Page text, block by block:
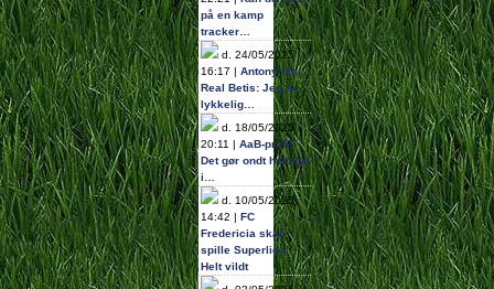
på en kamp
tracker…
d. 24/05/2025
16:17 | Antony om
Real Betis: Jeg er
lykkelig…
d. 18/05/2025
20:11 | AaB-profil:
Det gør ondt helt ind
i…
d. 10/05/2025
14:42 | FC
Fredericia skal
spille Superliga:
Helt vildt